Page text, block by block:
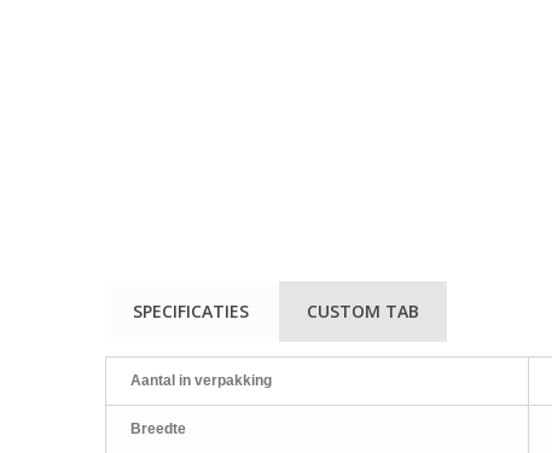
SPECIFICATIES CUSTOM TAB
Aantal in verpakking
Breedte